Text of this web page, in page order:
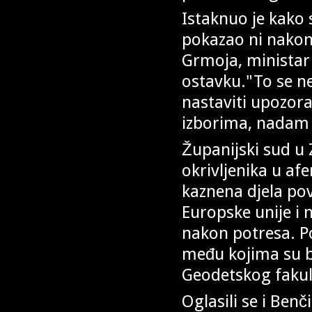
Istaknuo je
pokazao ni
Grmoja,
ostavku."To se
nastaviti
izborima,
Županijski sud u
okrivljenika u
kaznena djela
Europske unije i
nakon potresa.
među kojima su
Geodetskog
Oglasili se i